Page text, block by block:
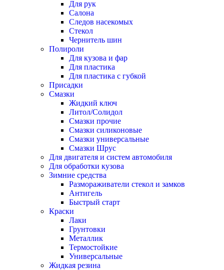
Для рук
Салона
Следов насекомых
Стекол
Чернитель шин
Полироли
Для кузова и фар
Для пластика
Для пластика с губкой
Присадки
Смазки
Жидкий ключ
Литол/Солидол
Смазки прочие
Смазки силиконовые
Смазки универсальные
Смазки Шрус
Для двигателя и систем автомобиля
Для обработки кузова
Зимние средства
Размораживатели стекол и замков
Антигель
Быстрый старт
Краски
Лаки
Грунтовки
Металлик
Термостойкие
Универсальные
Жидкая резина